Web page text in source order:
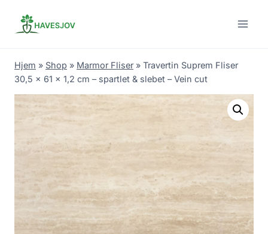
Hjem » Shop » Marmor Fliser » Travertin Suprem Fliser
30,5 x 61 x 1,2 cm – spartlet & slebet – Vein cut